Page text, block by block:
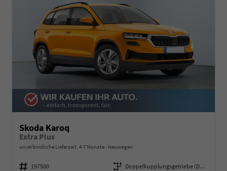
Skoda Karoq
Extra Plus
unverbindliche Lieferzeit: 4-7 Monate Neuwagen
Fahrzeugnummer 197500 Getriebe
Doppelkupplungsgetriebe (DSG)